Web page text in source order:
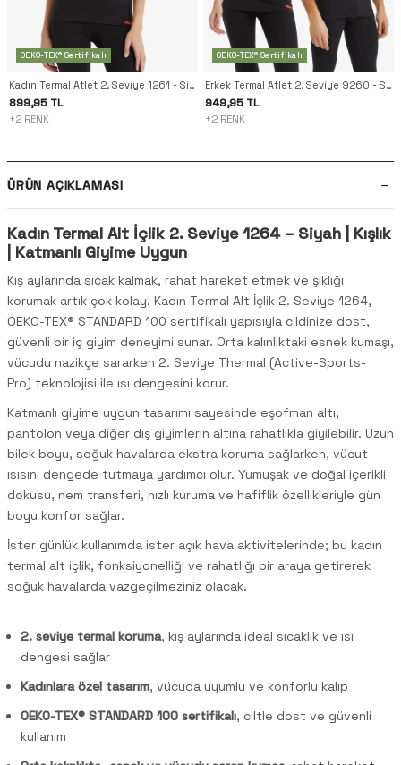
OEKO-TEX® Sertifikalı
Kadın Termal Atlet 2. Seviye 1261 - Siyah
899,95 TL
+2 RENK
OEKO-TEX® Sertifikalı
Erkek Termal Atlet 2. Seviye 9260 - Siyah
949,95 TL
+2 RENK
ÜRÜN AÇIKLAMASI
Kadın Termal Alt İçlik 2. Seviye 1264 – Siyah | Kışlık
| Katmanlı Giyime Uygun
Kış aylarında sıcak kalmak, rahat hareket etmek ve şıklığı
korumak artık çok kolay! Kadın Termal Alt İçlik 2. Seviye 1264,
OEKO-TEX® STANDARD 100 sertifikalı yapısıyla cildinize dost,
güvenli bir iç giyim deneyimi sunar. Orta kalınlıktaki esnek kumaşı,
vücudu nazikçe sararken 2. Seviye Thermal (Active-Sports-
Pro) teknolojisi ile ısı dengesini korur.
Katmanlı giyime uygun tasarımı sayesinde eşofman altı,
pantolon veya diğer dış giyimlerin altına rahatlıkla giyilebilir. Uzun
bilek boyu, soğuk havalarda ekstra koruma sağlarken, vücut
ısısını dengede tutmaya yardımcı olur. Yumuşak ve doğal içerikli
dokusu, nem transferi, hızlı kuruma ve hafiflik özellikleriyle gün
boyu konfor sağlar.
İster günlük kullanımda ister açık hava aktivitelerinde; bu kadın
termal alt içlik, fonksiyonelliği ve rahatlığı bir araya getirerek
soğuk havalarda vazgeçilmeziniz olacak.
2. seviye termal koruma, kış aylarında ideal sıcaklık ve ısı
dengesi sağlar
Kadınlara özel tasarım, vücuda uyumlu ve konforlu kalıp
OEKO-TEX® STANDARD 100 sertifikalı, ciltle dost ve güvenli
kullanım